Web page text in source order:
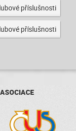
příslušnosti
příslušnosti